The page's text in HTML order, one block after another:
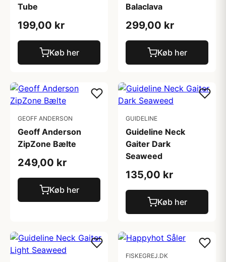
Tube
199,00 kr
Køb her
Balaclava
299,00 kr
Køb her
GEOFF ANDERSON
Geoff Anderson
ZipZone Bælte
249,00 kr
Køb her
GUIDELINE
Guideline Neck
Gaiter Dark
Seaweed
135,00 kr
Køb her
FISKEGREJ.DK